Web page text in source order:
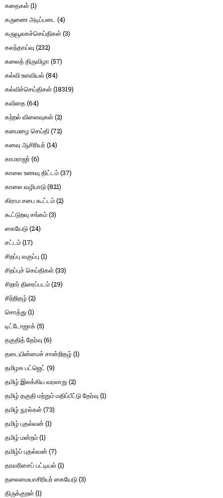
கதைகள்(1)
கருணை அடிப்படை (4)
கருவூலகச்செய்திகள்(3)
கலந்தாய்வு (232)
கலைத் திருவிழா (57)
கல்வி உளவியல் (84)
கல்விச்செய்திகள்(18319)
கவிதை(64)
கற்றல் விளைவுகள்(2)
கனமழை செய்தி(72)
கனவு ஆசிரியர் (14)
காமராஜர் (6)
காலை உணவு திட்டம்(37)
காலை வழிபாடு(821)
கிராம சபை கூட்டம்(2)
கூட்டுறவு சங்கம்(3)
கையேடு(24)
சட்டம்(17)
சிறப்பு வகுப்பு (1)
சிறப்புச் செய்திகள்(33)
சிறார் திரைப்படம்(29)
சிற்றிதழ் (2)
சொத்து(1)
டிட்டோஜாக்(5)
தகுதித் தேர்வு (6)
தடையின்மைச் சான்றிதழ் (1)
தமிழக பட்ஜெட் (9)
தமிழ் இலக்கிய வரலாறு (2)
தமிழ் தகுதி மற்றும் மதிப்பீட்டு தேர்வு (1)
தமிழ் நூல்கள்(73)
தமிழ் புதல்வன் (1)
தமிழ் மன்றம்(1)
தமிழ்ப் புதல்வன் (7)
தரவரிசைப் பட்டியல் (1)
தலைமையாசிரியர் கையேடு(3)
திருக்குறள்(1)